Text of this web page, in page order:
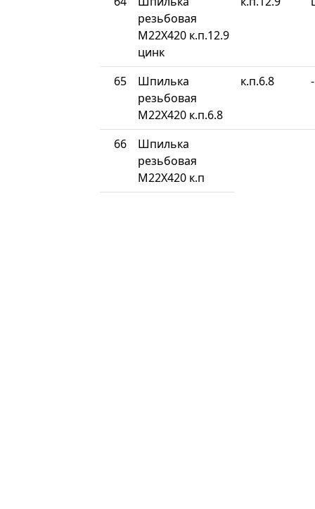
резьбовая
М22Х420 к.п.12.9
цинк
65
Шпилька
резьбовая
М22Х420 к.п.6.8
к.п.6.8 -
66
Шпилька
резьбовая
М22Х420 к.п